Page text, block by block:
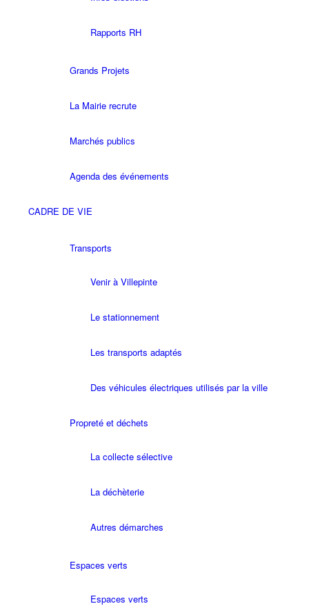
Rapports RH
Grands Projets
La Mairie recrute
Marchés publics
Agenda des événements
CADRE DE VIE
Transports
Venir à Villepinte
Le stationnement
Les transports adaptés
Des véhicules électriques utilisés par la ville
Propreté et déchets
La collecte sélective
La déchèterie
Autres démarches
Espaces verts
Espaces verts